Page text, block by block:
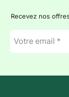
Recevez nos
E-
mail
*